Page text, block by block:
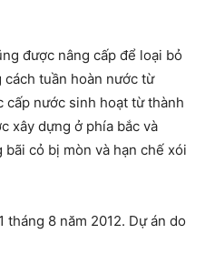
được nâng cấp để loại bỏ
tuần hoàn nước từ
nước sinh hoạt từ thành
xây dựng ở phía bắc và
cỏ bị mòn và hạn chế xói
tháng 8 năm 2012. Dự án do